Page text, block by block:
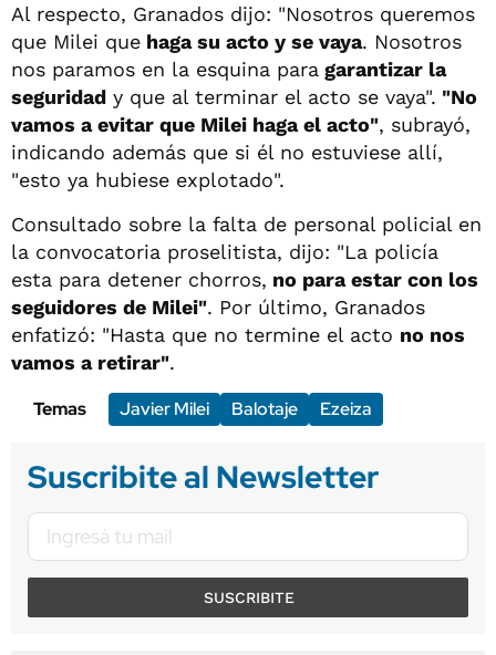
Al respecto, Granados dijo: "Nosotros queremos
que Milei que haga su acto y se vaya. Nosotros
nos paramos en la esquina para garantizar la
seguridad y que al terminar el acto se vaya". "No
vamos a evitar que Milei haga el acto", subrayó,
indicando además que si él no estuviese allí,
"esto ya hubiese explotado".
Consultado sobre la falta de personal policial en
la convocatoria proselitista, dijo: "La policía
esta para detener chorros, no para estar con los
seguidores de Milei". Por último, Granados
enfatizó: "Hasta que no termine el acto no nos
vamos a retirar".
Temas
Javier Milei Balotaje Ezeiza
Suscribite al Newsletter
SUSCRIBITE